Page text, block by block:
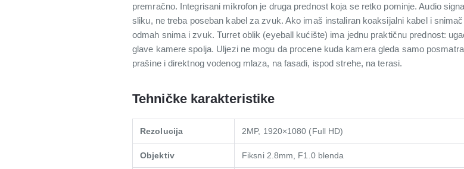
premračno. Integrisani mikrofon je druga prednost koja se retko pominje. Audio
sliku, ne treba poseban kabel za zvuk. Ako imaš instaliran koaksijalni kabel i
odmah snima i zvuk. Turret oblik (eyeball kućište) ima jednu praktičnu prednost:
glave kamere spolja. Uljezi ne mogu da procene kuda kamera gleda samo
prašine i direktnog vodenog mlaza, na fasadi, ispod strehe, na terasi.
Tehničke karakteristike
Rezolucija 2MP, 1920×1080 (Full HD)
Objektiv Fiksni 2.8mm, F1.0 blenda